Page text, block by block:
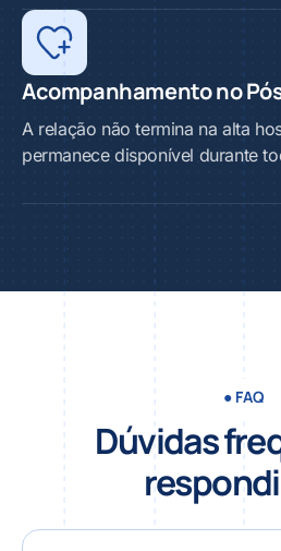
Acompanhamento no
A relação não termina na alta
permanece disponível durante
● FAQ
Dúvidas